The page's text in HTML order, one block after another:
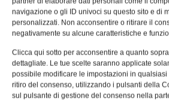
navigazione o gli ID univoci su questo sito e di
personalizzati. Non acconsentire o ritirare il
negativamente su alcune caratteristiche e
Clicca qui sotto per acconsentire a quanto
dettagliate. Le tue scelte saranno applicate
possibile modificare le impostazioni in qualsiasi
ritiro del consenso, utilizzando i pulsanti della
sul pulsante di gestione del consenso nella
MIO: un modulo per la